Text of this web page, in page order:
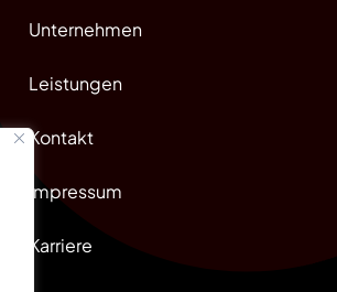
Unternehmen
Leistungen
Kontakt
Impressum
Karriere